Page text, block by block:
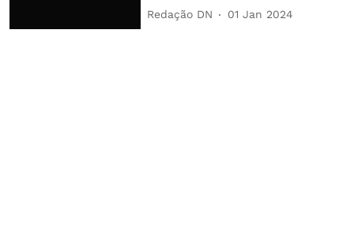
Redação DN 01 Jan 2024